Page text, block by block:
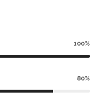
100%
80%